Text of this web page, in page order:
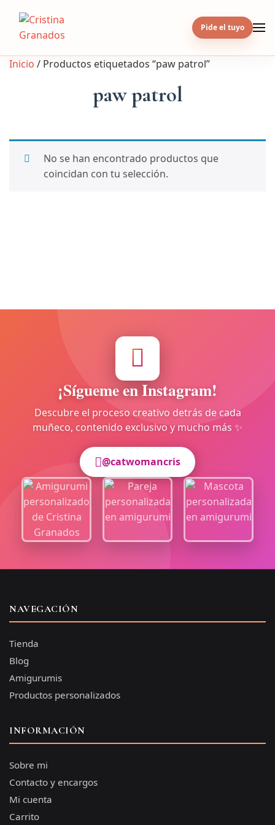
content
Pide el tuyo
Inicio / Productos etiquetados “paw patrol”
paw patrol
No se han encontrado productos que
coincidan con tu selección.
¡Sígueme en Instagram!
Descubre el proceso creativo detrás de cada
muñeco, contenido exclusivo y mucho más ✨
@catwomancris
NAVEGACIÓN
Tienda
Blog
Amigurumis
Productos personalizados
INFORMACIÓN
Sobre mi
Contacto y encargos
Mi cuenta
Carrito